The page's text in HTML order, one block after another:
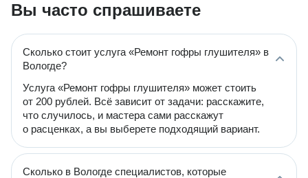
Вы часто спрашиваете
Сколько стоит услуга «Ремонт гофры глушителя» в
Вологде?
Услуга «Ремонт гофры глушителя» может стоить
от 200 рублей. Всё зависит от задачи: расскажите,
что случилось, и мастера сами расскажут
о расценках, а вы выберете подходящий вариант.
Сколько в Вологде специалистов, которые